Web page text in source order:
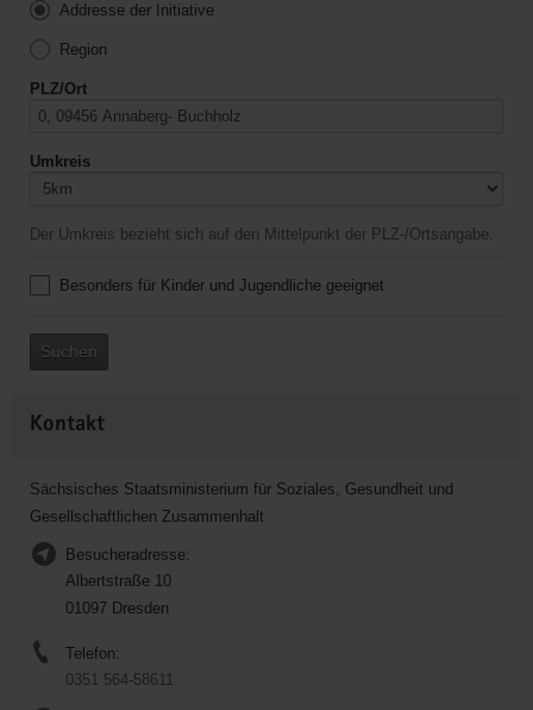
Addresse der Initiative
Region
PLZ/Ort
Umkreis
Der Umkreis bezieht sich auf den Mittelpunkt der PLZ-/Ortsangabe.
Besonders für Kinder und Jugendliche geeignet
Suchen
Kontakt
Sächsisches Staatsministerium für Soziales, Gesundheit und
Gesellschaftlichen Zusammenhalt
Besucheradresse:
Albertstraße 10
01097 Dresden
Telefon:
0351 564-58611